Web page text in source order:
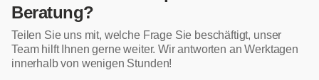
Beratung?
Teilen Sie uns mit, welche Frage Sie beschäftigt, unser
Team hilft Ihnen gerne weiter. Wir antworten an Werktagen
innerhalb von wenigen Stunden!